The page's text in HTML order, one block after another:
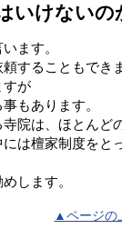
いけないの
ます。
することもでき
すが
もあります。
院は、ほとんど
は檀家制度をと
します。
▲ページの